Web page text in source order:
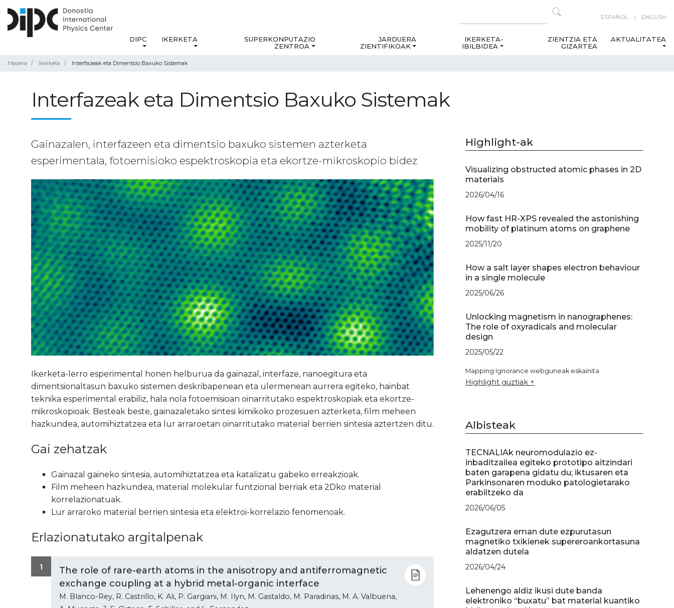
ESPAÑOL ENGLISH
DIPC IKERKETA
SUPERKONPUTAZIO
ZENTROA
JARDUERA
ZIENTIFIKOAK
IKERKETA-
IBILBIDEA
ZIENTZIA ETA
GIZARTEA
AKTUALITATEA
Hasiera Ikerketa Interfazeak eta Dimentsio Baxuko Sistemak
Interfazeak eta Dimentsio Baxuko Sistemak
Gainazalen, interfazeen eta dimentsio baxuko sistemen azterketa
esperimentala, fotoemisioko espektroskopia eta ekortze-mikroskopio bidez
Ikerketa-lerro esperimental honen helburua da gainazal, interfaze, nanoegitura eta
dimentsionaltasun baxuko sistemen deskribapenean eta ulermenean aurrera egiteko, hainbat
teknika esperimental erabiliz, hala nola fotoemisioan oinarritutako espektroskopiak eta ekortze-
mikroskopioak. Besteak beste, gainazaletako sintesi kimikoko prozesuen azterketa, film meheen
hazkundea, automihiztatzea eta lur arraroetan oinarritutako material berrien sintesia aztertzen ditu.
Gai zehatzak
Gainazal gaineko sintesia, automihiztatzea eta katalizatu gabeko erreakzioak.
Film meheen hazkundea, material molekular funtzional berriak eta 2Dko material
korrelazionatuak.
Lur arraroko material berrien sintesia eta elektroi-korrelazio fenomenoak.
Erlazionatutako argitalpenak
1
The role of rare-earth atoms in the anisotropy and antiferromagnetic
exchange coupling at a hybrid metal-organic interface
M. Blanco-Rey, R. Castrillo, K. Ali, P. Gargiani, M. Ilyn, M. Gastaldo, M. Paradinas, M. A. Valbuena,
Highlight-ak
Visualizing obstructed atomic phases in 2D
materials
2026/04/16
How fast HR-XPS revealed the astonishing
mobility of platinum atoms on graphene
2025/11/20
How a salt layer shapes electron behaviour
in a single molecule
2025/06/26
Unlocking magnetism in nanographenes:
The role of oxyradicals and molecular
design
2025/05/22
Mapping Ignorance webguneak eskainita
Highlight guztiak +
Albisteak
TECNALIAk neuromodulazio ez-
inbaditzailea egiteko prototipo aitzindari
baten garapena gidatu du; iktusaren eta
Parkinsonaren moduko patologietarako
erabiltzeko da
2026/06/05
Ezagutzera eman dute ezpurutasun
magnetiko txikienek supereroankortasuna
aldatzen dutela
2026/04/24
Lehenengo aldiz ikusi dute banda
elektroniko “buxatu” bat material kuantiko